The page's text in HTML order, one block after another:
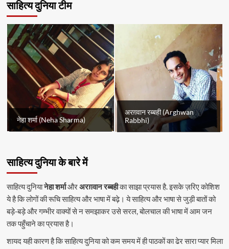
साहित्य दुनिया टीम
नेहा शर्मा (Neha Sharma)
अरग़वान रब्बही (Arghwan
Rabbhi)
साहित्य दुनिया के बारे में
साहित्य दुनियानेहा शर्माऔरअरग़वान रब्बहीका साझा प्रयास है. इसके ज़रिए कोशिश
ये है कि लोगों की रूचि साहित्य और भाषा में बढ़े। ये साहित्य और भाषा से जुड़ी बातों को
बड़े-बड़े और गम्भीर वाक्यों से न समझाकर उसे सरल, बोलचाल की भाषा में आम जन
तक पहुँचाने का प्रयास है।
शायद यही कारण है कि साहित्य दुनिया को कम समय में ही पाठकों का ढेर सारा प्यार मिला